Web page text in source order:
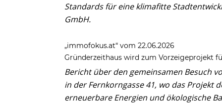
Standards für eine klimafitte
GmbH.
„immofokus.at“ vom 22.06.2026
Gründerzeithaus wird zum Vorzeigeprojekt
Bericht über den gemeinsamen Besuch
in der Fernkorngasse 41, wo das Projekt
erneuerbare Energien und ökologische